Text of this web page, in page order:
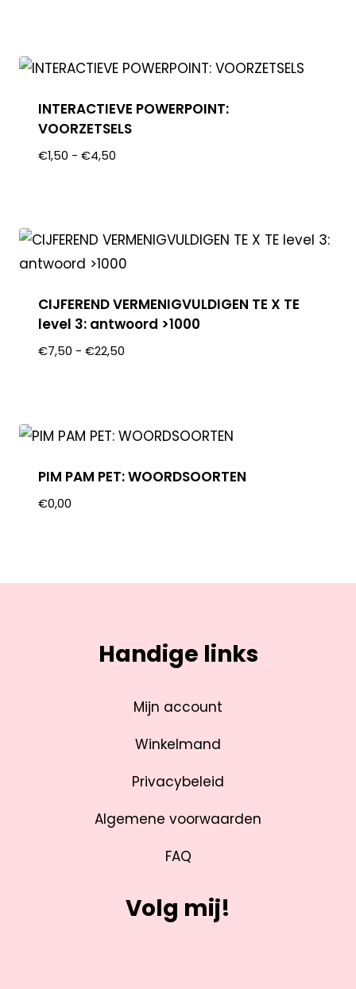
INTERACTIEVE POWERPOINT:
VOORZETSELS
€1,50 - €4,50
CIJFEREND VERMENIGVULDIGEN TE X TE
level 3: antwoord >1000
€7,50 - €22,50
PIM PAM PET: WOORDSOORTEN
€0,00
Handige links
Mijn account
Winkelmand
Privacybeleid
Algemene voorwaarden
FAQ
Volg mij!